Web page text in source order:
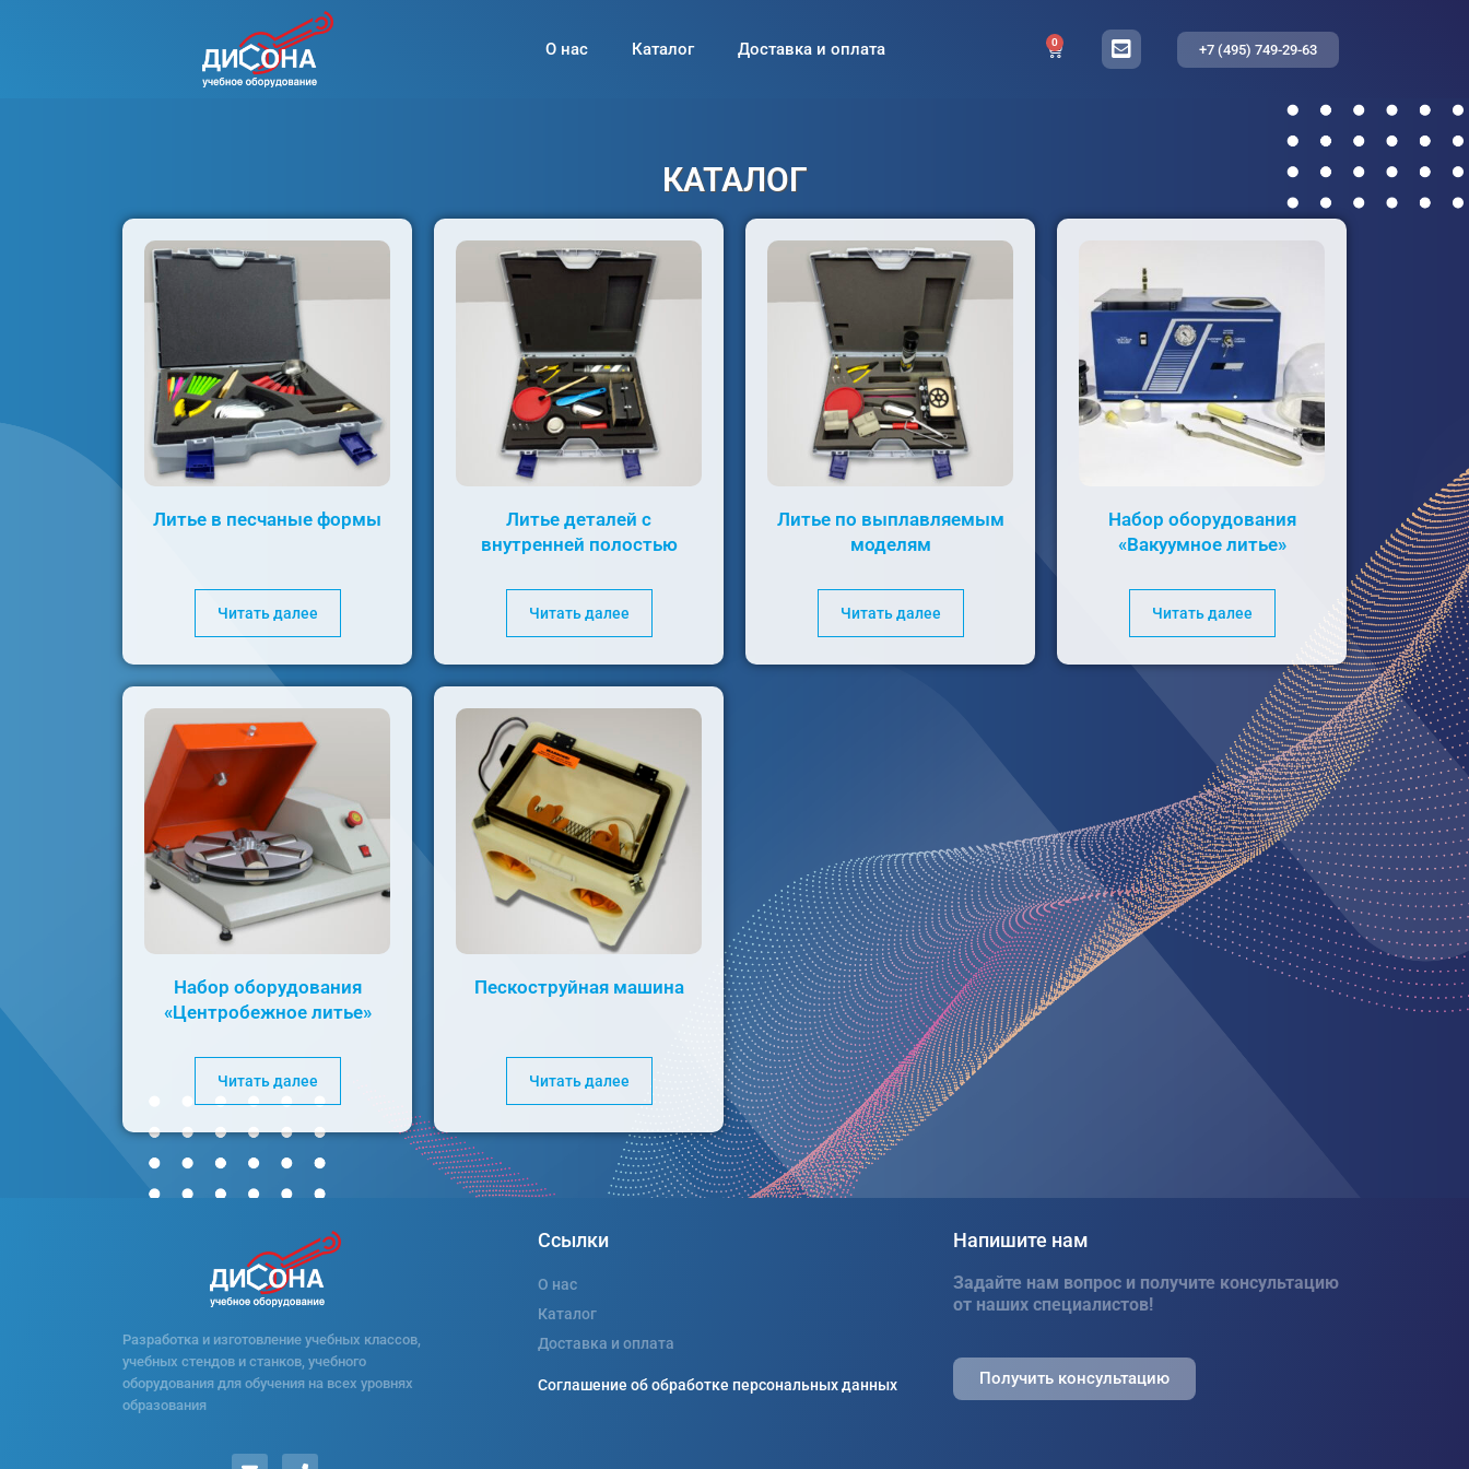
О нас Каталог Доставка и оплата 0 +7 (495) 749-29-63
КАТАЛОГ
Литье в песчаные формы
Читать далее
Литье деталей с
внутренней полостью
Читать далее
Литье по выплавляемым
моделям
Читать далее
Набор оборудования
«Вакуумное литье»
Читать далее
Набор оборудования
«Центробежное литье»
Читать далее
Пескоструйная машина
Читать далее
Разработка и изготовление учебных классов,
учебных стендов и станков, учебного
оборудования для обучения на всех уровнях
образования
Ссылки
О нас
Каталог
Доставка и оплата
Соглашение об обработке персональных данных
Напишите нам
Задайте нам вопрос и получите консультацию
от наших специалистов!
Получить консультацию